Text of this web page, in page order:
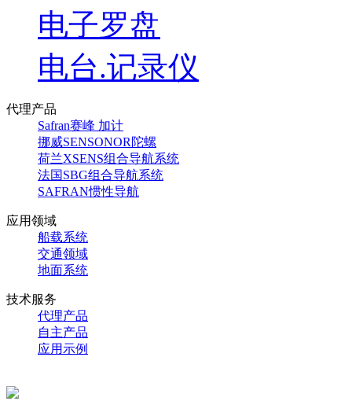
电子罗盘
电台.记录仪
代理产品
Safran赛峰 加计
挪威SENSONOR陀螺
荷兰XSENS组合导航系统
法国SBG组合导航系统
SAFRAN惯性导航
应用领域
船载系统
交通领域
地面系统
技术服务
代理产品
自主产品
应用示例